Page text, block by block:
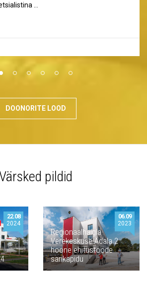
…
DOONORITE LOOD
pildid
22.08
2024
Regionaalhaigla
Verekeskuse Ädala 2
hoone ehitustööde
sarikapidu
06.09
2023